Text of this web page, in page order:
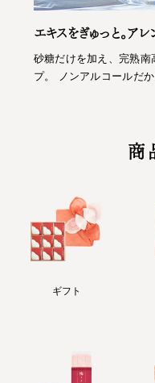
エキスをぎゅっと。アレ
砂糖だけを加え、完熟
プ。 ノンアルコールだ
商
ギフト